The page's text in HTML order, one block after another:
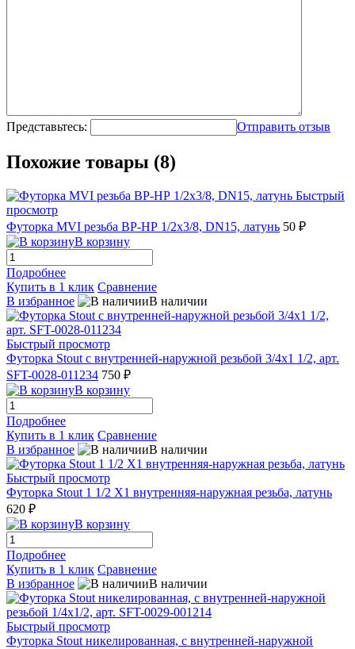
Представьтесь: Отправить отзыв
Похожие товары (8)
Быстрый
просмотр
Футорка MVI резьба ВР-НР 1/2х3/8, DN15, латунь 50 ₽
В корзину
Подробнее
Купить в 1 клик Сравнение
В избранное
В наличии
Быстрый просмотр
Футорка Stout с внутренней-наружной резьбой 3/4х1 1/2, арт.
SFT-0028-011234 750 ₽
В корзину
Подробнее
Купить в 1 клик Сравнение
В избранное
В наличии
Быстрый просмотр
Футорка Stout 1 1/2 X1 внутренняя-наружная резьба, латунь
620 ₽
В корзину
Подробнее
Купить в 1 клик Сравнение
В избранное
В наличии
Быстрый просмотр
Футорка Stout никелированная, с внутренней-наружной